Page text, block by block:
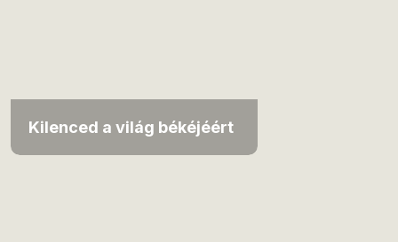
Kilenced a világ békéjéért